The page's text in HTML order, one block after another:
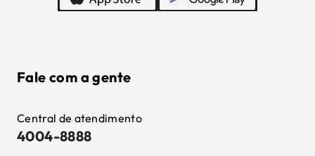
Fale com a gente
Central de atendimento
4004-8888